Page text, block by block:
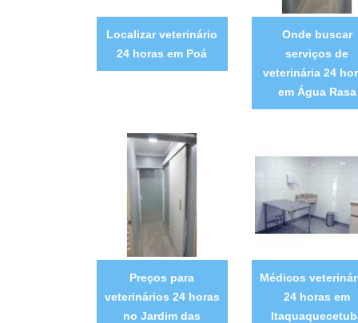
Localizar veterinário
24 horas em Poá
Onde buscar
serviços de
veterinária 24
em Água Rasa
Preços para
veterinários 24 horas
no Jardim das
Médicos
24 horas em